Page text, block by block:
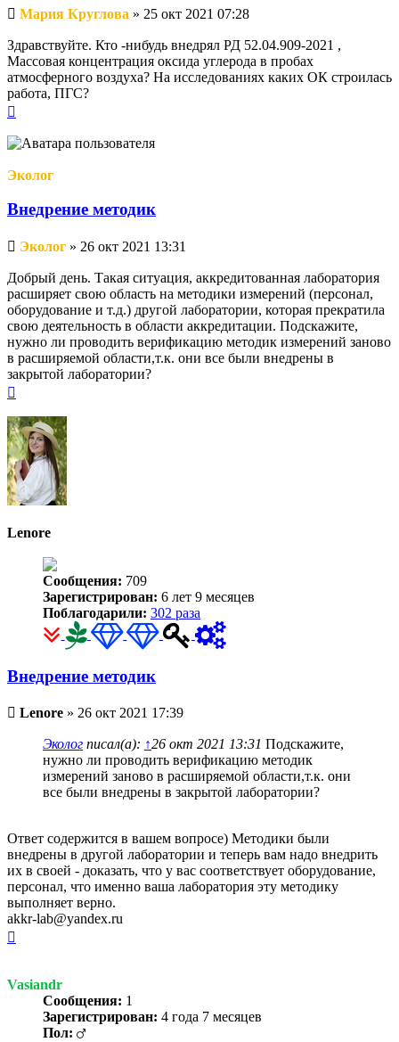
Непрочитанное
сообщение
Мария Круглова » 25 окт 2021 07:28
Здравствуйте. Кто -нибудь внедрял РД 52.04.909-2021 ,
Массовая концентрация оксида углерода в пробах
атмосферного воздуха? На исследованиях каких ОК строилась
работа, ПГС?
началу
Эколог
Внедрение методик
Непрочитанное
Эколог » 26 окт 2021 13:31
Добрый день. Такая ситуация, аккредитованная лаборатория
расширяет свою область на методики измерений (персонал,
оборудование и т.д.) другой лаборатории, которая прекратила
свою деятельность в области аккредитации. Подскажите,
нужно ли проводить верификацию методик измерений заново
в расширяемой области,т.к. они все были внедрены в
закрытой лаборатории?
началу
Lenore
Сообщения: 709
Зарегистрирован: 6 лет 9 месяцев
Поблагодарили: 302 раза
Внедрение методик
Непрочитанное
Lenore » 26 окт 2021 17:39
Эколог писал(а): ↑26 окт 2021 13:31 Подскажите,
нужно ли проводить верификацию методик
измерений заново в расширяемой области,т.к. они
все были внедрены в закрытой лаборатории?
Ответ содержится в вашем вопросе) Методики были
внедрены в другой лаборатории и теперь вам надо внедрить
их в своей - доказать, что у вас соответствует оборудование,
персонал, что именно ваша лаборатория эту методику
выполняет верно.
akkr-lab@yandex.ru
Vasiandr
Сообщения: 1
Зарегистрирован: 4 года 7 месяцев
Пол: